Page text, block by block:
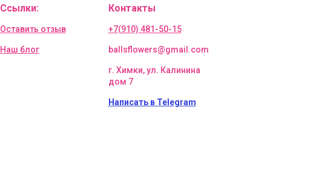
Ссылки:
Оставить отзыв
Наш блог
Контакты
+7(910) 481-50-15
ballsflowers@gmail.com
г. Химки, ул. Калинина
дом 7
Написать в Telegram